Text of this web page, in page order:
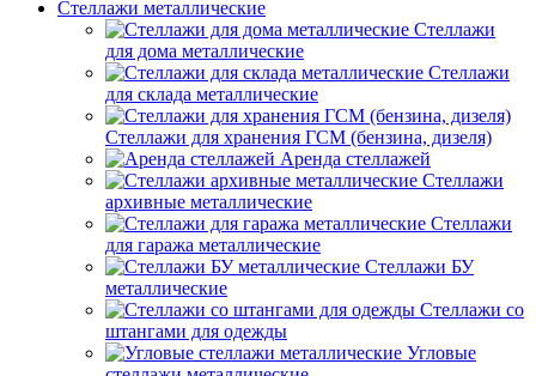
Стеллажи металлические
Стеллажи
для дома металлические
Стеллажи
для склада металлические
Стеллажи для хранения ГСМ (бензина, дизеля)
Аренда стеллажей
Стеллажи
архивные металлические
Стеллажи
для гаража металлические
Стеллажи БУ
металлические
Стеллажи со
штангами для одежды
Угловые